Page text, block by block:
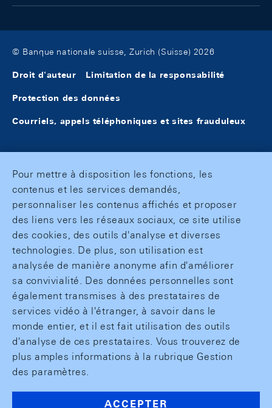
© Banque nationale suisse, Zurich (Suisse) 2026
Droit d'auteur Limitation de la responsabilité
Protection des données
Courriels, appels téléphoniques et sites frauduleux
Pour mettre à disposition les fonctions, les
contenus et les services demandés,
personnaliser les contenus affichés et proposer
des liens vers les réseaux sociaux, ce site utilise
des cookies, des outils d'analyse et diverses
technologies. De plus, son utilisation est
analysée de manière anonyme afin d'améliorer
sa convivialité. Des données personnelles sont
également transmises à des prestataires de
services vidéo à l'étranger, à savoir dans le
monde entier, et il est fait utilisation des outils
d'analyse de ces prestataires. Vous trouverez de
plus amples informations à la rubrique Gestion
des paramètres.
ACCEPTER